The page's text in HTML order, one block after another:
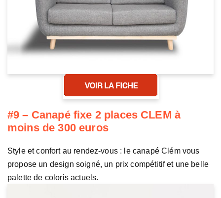
#9 – Canapé fixe 2 places CLEM à
moins de 300 euros
Style et confort au rendez-vous : le canapé Clém vous
propose un design soigné, un prix compétitif et une belle
palette de coloris actuels.